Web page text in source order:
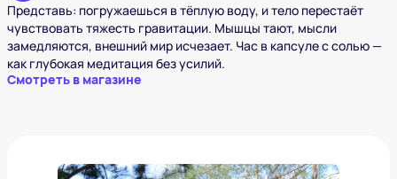
Представь: погружаешься в тёплую воду, и тело перестаёт
чувствовать тяжесть гравитации. Мышцы тают, мысли
замедляются, внешний мир исчезает. Час в капсуле с солью —
как глубокая медитация без усилий.
Смотреть в магазине